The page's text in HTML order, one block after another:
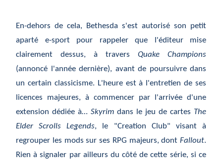
En-dehors de cela, Bethesda s'est autorisé son petit
aparté e-sport pour rappeler que l'éditeur mise
clairement dessus, à travers Quake Champions
(annoncé l'année dernière), avant de poursuivre dans
un certain classicisme. L'heure est à l'entretien de ses
licences majeures, à commencer par l'arrivée d'une
extension dédiée à… Skyrim dans le jeu de cartes The
Elder Scrolls Legends, le "Creation Club" visant à
regrouper les mods sur ses RPG majeurs, dont Fallout.
Rien à signaler par ailleurs du côté de cette série, si ce